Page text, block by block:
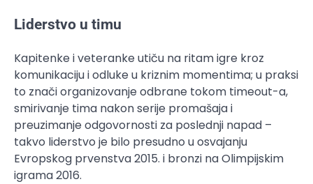
Liderstvo u timu
Kapitenke i veteranke utiču na ritam igre kroz
komunikaciju i odluke u kriznim momentima; u praksi
to znači organizovanje odbrane tokom timeout-a,
smirivanje tima nakon serije promašaja i
preuzimanje odgovornosti za poslednji napad –
takvo liderstvo je bilo presudno u osvajanju
Evropskog prvenstva 2015. i bronzi na Olimpijskim
igrama 2016.